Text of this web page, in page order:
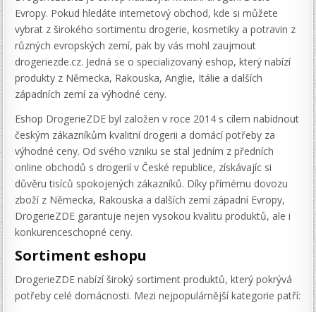
Evropy. Pokud hledáte internetový obchod, kde si můžete
vybrat z širokého sortimentu drogerie, kosmetiky a potravin z
různých evropských zemí, pak by vás mohl zaujmout
drogeriezde.cz. Jedná se o specializovaný eshop, který nabízí
produkty z Německa, Rakouska, Anglie, Itálie a dalších
západních zemí za výhodné ceny.
Eshop DrogerieZDE byl založen v roce 2014 s cílem nabídnout
českým zákazníkům kvalitní drogerii a domácí potřeby za
výhodné ceny. Od svého vzniku se stal jedním z předních
online obchodů s drogerií v České republice, získávajíc si
důvěru tisíců spokojených zákazníků. Díky přímému dovozu
zboží z Německa, Rakouska a dalších zemí západní Evropy,
DrogerieZDE garantuje nejen vysokou kvalitu produktů, ale i
konkurenceschopné ceny.
Sortiment eshopu
DrogerieZDE nabízí široký sortiment produktů, který pokrývá
potřeby celé domácnosti. Mezi nejpopulárnější kategorie patří: